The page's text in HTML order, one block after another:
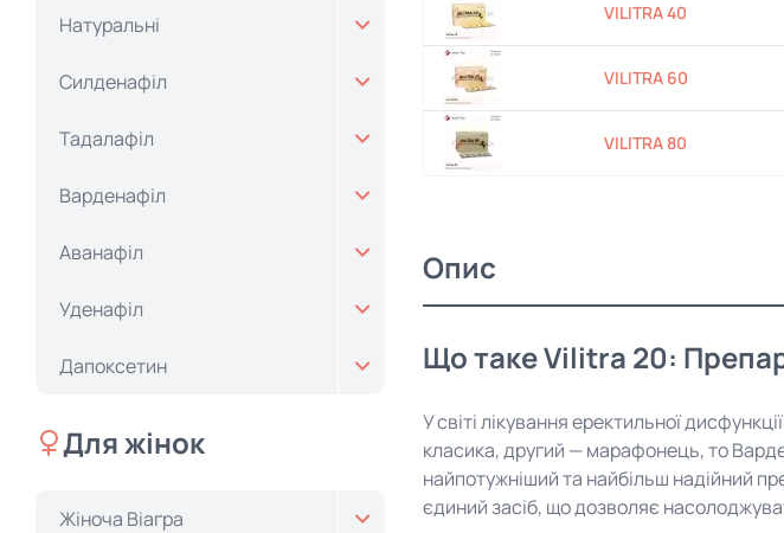
Натуральні
Силденафіл
Тадалафіл
Варденафіл
Аванафіл
Уденафіл
Дапоксетин
Для жінок
Жіноча Віагра
VILITRA 40
VILITRA 60
VILITRA 80
Опис
Що таке Vilitra 20:
У світі лікування еректильної
класика, другий — марафонець, то
найпотужніший та найбільш надійний
єдиний засіб, що дозволяє